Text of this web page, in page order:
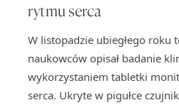
rytmu serca
W listopadzie ubiegłego roku
naukowców opisał badanie
wykorzystaniem tabletki
serca. Ukryte w pigułce